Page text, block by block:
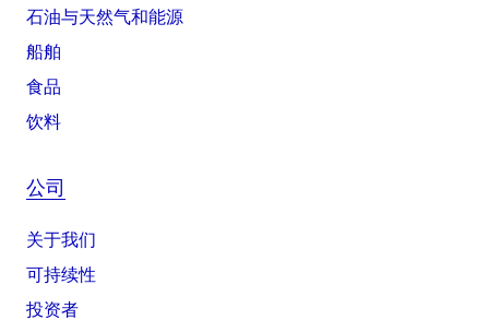
石油与天然气和能源
船舶
食品
饮料
公司
关于我们
可持续性
投资者